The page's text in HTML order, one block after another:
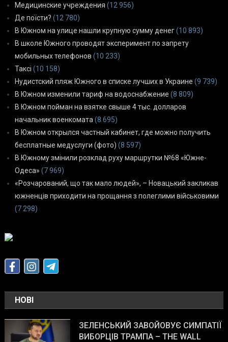
Медицинские учреждения (12 956)
Де поїсти? (12 780)
В Южном на улице нашли крупную сумму денег(10 893)
В школе Южного проводят эксперимент по запрету
мобильных телефонов (10 233)
Таксі (10 158)
Нудистский пляж Южного в списке лучших в Украине (9 739)
В Южном изменили тариф на водоснабжение (8 809)
В Южном пойман на взятке свыше 4 тыс. долларов
начальник военкомата (8 695)
В Южном открылся частный кабинет, где можно получить
бесплатные медуслуги (фото) (8 597)
В Южному змінили розклад руху маршрутки №68 «Южне-
Одеса» (7 969)
«Розчарований, що так мало людей», – Новацький закликав
южненців приходити на прощання з полеглими військовими
(7 298)
НОВІ
ЗЕЛЕНСЬКИЙ ЗАВОЙОВУЄ СИМПАТІЇ
ВИБОРЦІВ ТРАМПА – THE WALL